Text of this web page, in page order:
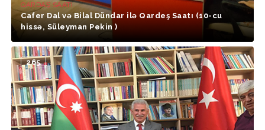
QARDAŞ SAATI
Cafer Dal və Bilal Dündar ilə Qardeş Saatı (10-cu
hissə, Süleyman Pekin )
265